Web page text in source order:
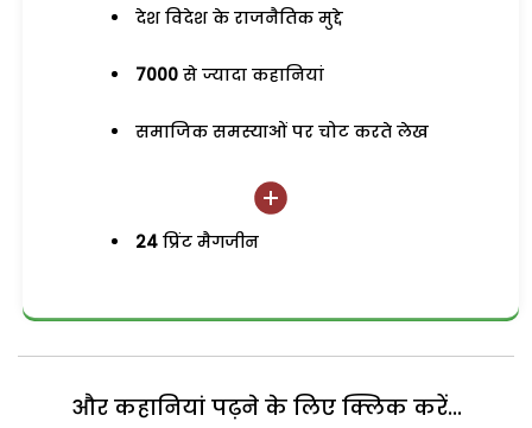
देश विदेश के राजनैतिक मुद्दे
7000 से ज्यादा कहानियां
समाजिक समस्याओं पर चोट करते लेख
24 प्रिंट मैगजीन
और कहानियां पढ़ने के लिए क्लिक करें...